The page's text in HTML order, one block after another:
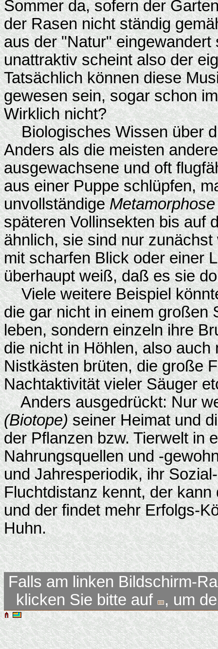
Sommer da, sofern der
der Rasen nicht ständig
aus der "Natur"
unattraktiv scheint also der
Tatsächlich können diese
gewesen sein, sogar schon
Wirklich nicht?
Biologisches Wissen über
Anders als die meisten
ausgewachsene und oft
aus einer Puppe schlüpfen,
unvollständigeMetamorphose
späteren Vollinsekten bis auf
ähnlich, sie sind nur
mit scharfen Blick oder einer
überhaupt weiß, daß es sie
Viele weitere Beispiel
die gar nicht in einem großen
leben, sondern einzeln ihre
die nicht in Höhlen, also auch
Nistkästen brüten, die große
Nachtaktivität vieler Säuger
Anders ausgedrückt: Nur
(Biotope)seiner Heimat und
der Pflanzen bzw. Tierwelt in
Nahrungsquellen und -
und Jahresperiodik, ihr
Fluchtdistanz kennt, der
und der findet mehr Erfolgs-
Huhn.
Falls am linken Bildschirm-
klicken Sie bitte auf
, um